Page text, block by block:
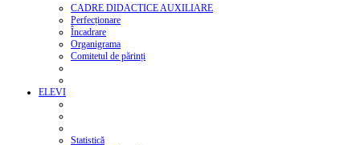
CADRE DIDACTICE AUXILIARE
Perfecționare
Încadrare
Organigrama
Comitetul de părinți
ELEVI
Statistică